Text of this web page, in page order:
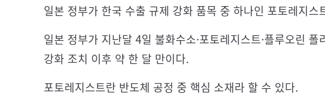
일본 정부가 한국 수출 규제 강화 품목 중 하나인 포토레지스
일본 정부가 지난달 4일 불화수소·포토레지스트·플루오린
강화 조치 이후 약 한 달 만이다.
포토레지스트란 반도체 공정 중 핵심 소재라 할 수 있다.